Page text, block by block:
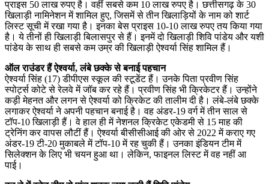
प्राइस 50 लाख रुपए है। वहीं सबसे कम 10 लाख रुपए है। छत्तीसगढ़ के 30
खिलाड़ी नामिनेशन में शामिल हुए, जिसमें से तीन खिलाड़ियों के नाम को शार्ट
लिस्ट सूची में रखा गया है। इनका बेस प्राइस 10-10 लाख रुपए तय किया गया
है। ये तीनों ही खिलाड़ी बिलासपुर से हैं। इनमें दो खिलाड़ी शिवि पांडेय और यशी
पांडेय के साथ ही सबसे कम उम्र की खिलाड़ी ऐश्वर्या सिंह शामिल हैं।
ऑल राउंडर हैं ऐश्वर्या, लंबे छक्के से बनाई पहचान
ऐश्वर्या सिंह (17) डीपीएस स्कूल की स्टूडेंट हैं। उनके पिता प्रवीण सिंह
स्पोर्ट्स कोटे से रेलवे में जॉब कर रहे हैं। प्रवीण सिंह भी क्रिकेटर हैं। उन्होंने
कड़ी मेहनत और लगन से ऐश्वर्या को क्रिकेट की तालीम दी है। लंबे-लंबे छक्के
लगाकर ऐश्वर्या ने अपनी पहचान बनाई है। वह अंडर-19 वर्ग में तीन साल से
टॉप-10 खिलाड़ी हैं। वे हाल ही में नेशनल क्रिकेट एकेडमी से 15 माह की
ट्रेनिंग कर वापस लौटीं हैं। ऐश्वर्या बीसीसीआई की ओर से 2022 में कराए गए
अंडर-19 टी-20 मुकाबले में टॉप-10 में रह चुकी हैं। उनका इंडियन टीम में
सिलेक्शन के लिए भी चयन हुआ था। लेकिन, फाइनल लिस्ट में वह नहीं आ
पाई।